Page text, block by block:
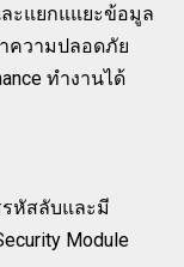
ละแยกแแยะข้อมูล
ความปลอดภัย
ทำงานได้
รหัสลับและมี
Module